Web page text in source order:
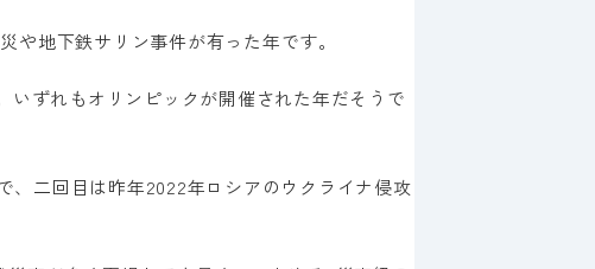
や地下鉄サリン事件が有った年です。
ずれもオリンピックが開催された年だそうで
、二回目は昨年2022年ロシアのウクライナ侵攻